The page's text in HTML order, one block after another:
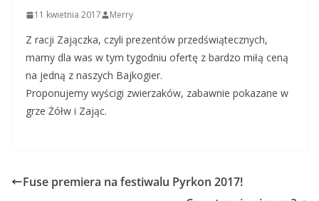
11 kwietnia 2017 Merry
Z racji Zajączka, czyli prezentów przedświątecznych,
mamy dla was w tym tygodniu ofertę z bardzo miłą ceną
na jedną z naszych Bajkogier.
Proponujemy wyścigi zwierzaków, zabawnie pokazane w
grze Żółw i Zając.
Fuse premiera na festiwalu Pyrkon 2017!